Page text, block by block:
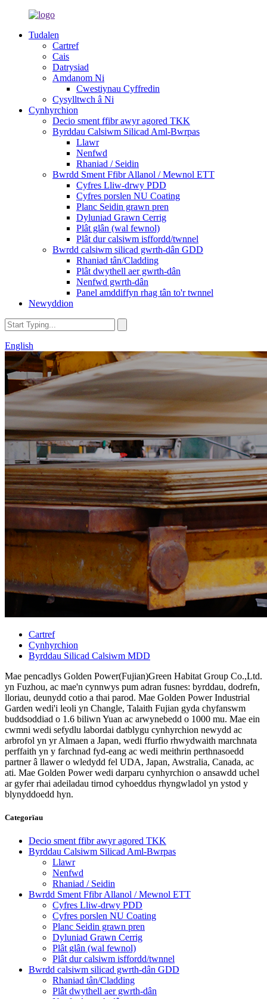
Tudalen
Cartref
Cais
Datrysiad
Amdanom Ni
Cwestiynau Cyffredin
Cysylltwch â Ni
Cynhyrchion
Decio sment ffibr awyr agored TKK
Byrddau Calsiwm Silicad Aml-Bwrpas
Llawr
Nenfwd
Rhaniad / Seidin
Bwrdd Sment Ffibr Allanol / Mewnol ETT
Cyfres Lliw-drwy PDD
Cyfres porslen NU Coating
Planc Seidin grawn pren
Dyluniad Grawn Cerrig
Plât glân (wal fewnol)
Plât dur calsiwm isffordd/twnnel
Bwrdd calsiwm silicad gwrth-dân GDD
Rhaniad tân/Cladding
Plât dwythell aer gwrth-dân
Nenfwd gwrth-dân
Panel amddiffyn rhag tân to'r twnnel
Newyddion
English
Cartref
Cynhyrchion
Byrddau Silicad Calsiwm MDD
Mae pencadlys Golden Power(Fujian)Green Habitat Group Co.,Ltd.
yn Fuzhou, ac mae'n cynnwys pum adran fusnes: byrddau, dodrefn,
lloriau, deunydd cotio a thai parod. Mae Golden Power Industrial
Garden wedi'i leoli yn Changle, Talaith Fujian gyda chyfanswm
buddsoddiad o 1.6 biliwn Yuan ac arwynebedd o 1000 mu. Mae ein
cwmni wedi sefydlu labordai datblygu cynhyrchion newydd ac
arbrofol yn yr Almaen a Japan, wedi ffurfio rhwydwaith marchnata
perffaith yn y farchnad fyd-eang ac wedi meithrin perthnasoedd
partner â llawer o wledydd fel UDA, Japan, Awstralia, Canada, ac
ati. Mae Golden Power wedi darparu cynhyrchion o ansawdd uchel
ar gyfer rhai adeiladau tirnod cyhoeddus rhyngwladol yn ystod y
blynyddoedd hyn.
Categorïau
Decio sment ffibr awyr agored TKK
Byrddau Calsiwm Silicad Aml-Bwrpas
Llawr
Nenfwd
Rhaniad / Seidin
Bwrdd Sment Ffibr Allanol / Mewnol ETT
Cyfres Lliw-drwy PDD
Cyfres porslen NU Coating
Planc Seidin grawn pren
Dyluniad Grawn Cerrig
Plât glân (wal fewnol)
Plât dur calsiwm isffordd/twnnel
Bwrdd calsiwm silicad gwrth-dân GDD
Rhaniad tân/Cladding
Plât dwythell aer gwrth-dân